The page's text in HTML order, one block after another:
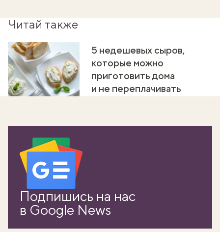
Читай также
5 недешевых сыров,
которые можно
приготовить дома
и не переплачивать
Подпишись на нас
в Google News